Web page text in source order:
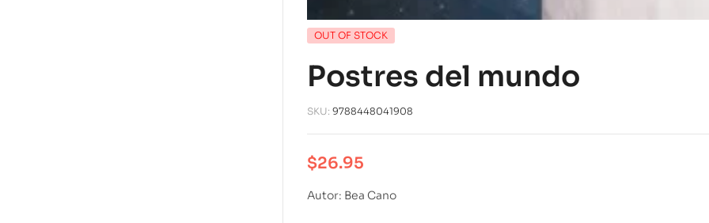
OUT OF STOCK
Postres del mundo
SKU: 9788448041908
$26.95
Autor: Bea Cano